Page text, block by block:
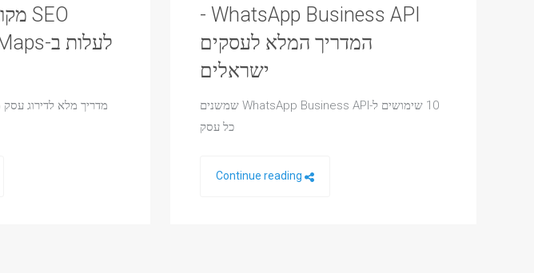
WhatsApp Business API -
המדריך המלא לעסקים
ישראלים
10 שימושים ל-WhatsApp Business API שמשנים
כל עסק
Continue reading